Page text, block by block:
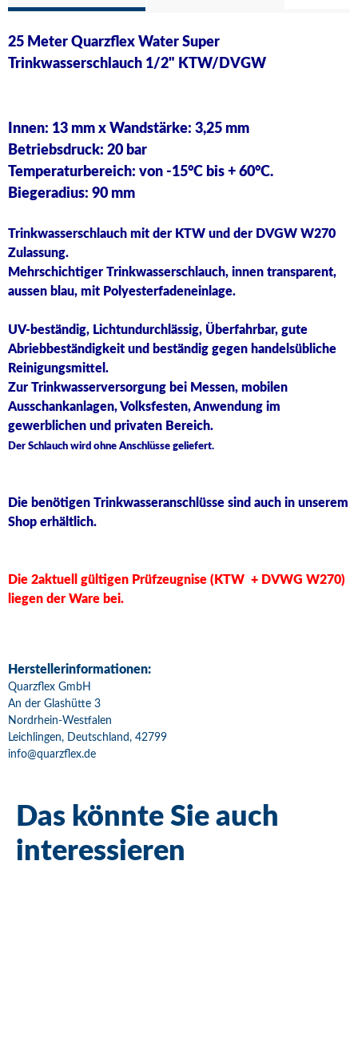
25 Meter Quarzflex Water Super
Trinkwasserschlauch 1/2" KTW/DVGW
Innen: 13 mm x Wandstärke: 3,25 mm
Betriebsdruck: 20 bar
Temperaturbereich: von -15°C bis + 60°C.
Biegeradius: 90 mm
Trinkwasserschlauch mit der KTW und der DVGW W270
Zulassung.
Mehrschichtiger Trinkwasserschlauch, innen transparent,
aussen blau, mit Polyesterfadeneinlage.
UV-beständig, Lichtundurchlässig, Überfahrbar, gute
Abriebbeständigkeit und beständig gegen handelsübliche
Reinigungsmittel.
Zur Trinkwasserversorgung bei Messen, mobilen
Ausschankanlagen, Volksfesten, Anwendung im
gewerblichen und privaten Bereich.
Der Schlauch wird ohne Anschlüsse geliefert.
Die benötigen Trinkwasseranschlüsse sind auch in unserem
Shop erhältlich.
Die 2aktuell gültigen Prüfzeugnise (KTW + DVWG W270)
liegen der Ware bei.
Herstellerinformationen:
Quarzflex GmbH
An der Glashütte 3
Nordrhein-Westfalen
Leichlingen, Deutschland, 42799
info@quarzflex.de
Das könnte Sie auch
interessieren